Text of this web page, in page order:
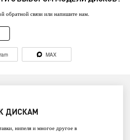
обратной связи или напишите нам.
MAX
ДИСКАМ
нипеля и многое другое в